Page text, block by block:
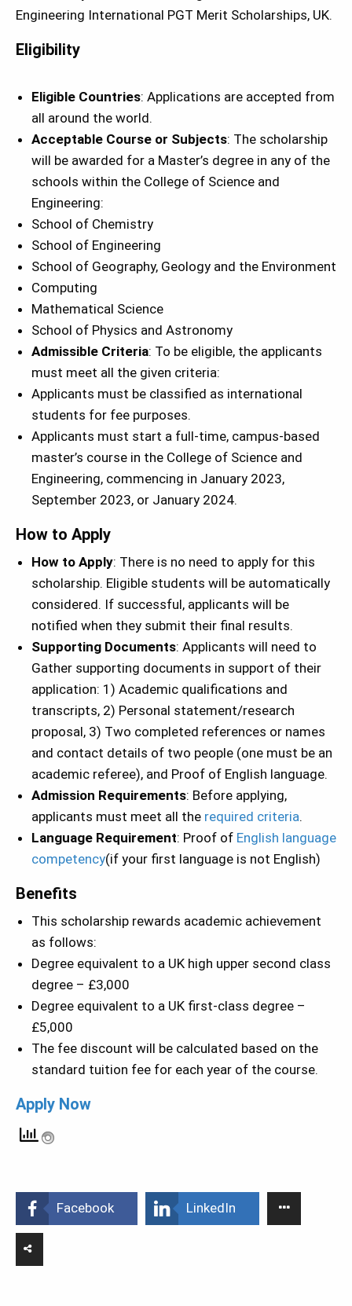
Eligibility
Eligible Countries: Applications are accepted from
all around the world.
Acceptable Course or Subjects: The scholarship
will be awarded for a Master’s degree in any of the
schools within the College of Science and
Engineering:
School of Chemistry
School of Engineering
School of Geography, Geology and the Environment
Computing
Mathematical Science
School of Physics and Astronomy
Admissible Criteria: To be eligible, the applicants
must meet all the given criteria:
Applicants must be classified as international
students for fee purposes.
Applicants must start a full-time, campus-based
master’s course in the College of Science and
Engineering, commencing in January 2023,
September 2023, or January 2024.
How to Apply
How to Apply: There is no need to apply for this
scholarship. Eligible students will be automatically
considered. If successful, applicants will be
notified when they submit their final results.
Supporting Documents: Applicants will need to
Gather supporting documents in support of their
application: 1) Academic qualifications and
transcripts, 2) Personal statement/research
proposal, 3) Two completed references or names
and contact details of two people (one must be an
academic referee), and Proof of English language.
Admission Requirements: Before applying,
applicants must meet all the required criteria.
Language Requirement: Proof of English language
competency(if your first language is not English)
Benefits
This scholarship rewards academic achievement
as follows:
Degree equivalent to a UK high upper second class
degree – £3,000
Degree equivalent to a UK first-class degree –
£5,000
The fee discount will be calculated based on the
standard tuition fee for each year of the course.
Apply Now
Facebook LinkedIn